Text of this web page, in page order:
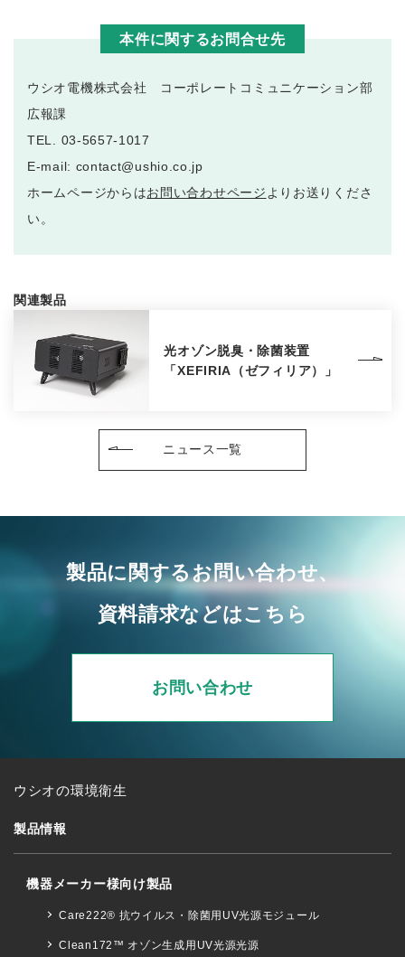
本件に関するお問合せ先
ウシオ電機株式会社 コーポレートコミュニケーション部
広報課
TEL. 03-5657-1017
E-mail: contact@ushio.co.jp
ホームページからはお問い合わせページ よりお送りくださ
い。
関連製品
光オゾン脱臭・除菌装置
「XEFIRIA（ゼフィリア）」
ニュース一覧
製品に関するお問い合わせ、
資料請求などはこちら
お問い合わせ
ウシオの環境衛生
製品情報
機器メーカー様向け製品
Care222® 抗ウイルス・除菌用UV光源モジュール
Clean172™ オゾン生成用UV光源光源